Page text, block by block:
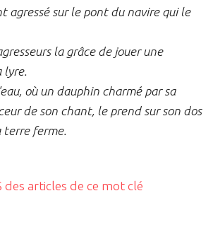
agressé sur le pont du navire qui le
la grâce de jouer une
lyre.
où un dauphin charmé par sa
de son chant, le prend sur son dos
terre ferme.
des articles de ce mot clé